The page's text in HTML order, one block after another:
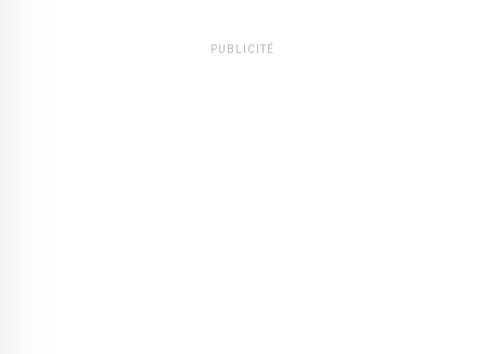
PUBLICITÉ